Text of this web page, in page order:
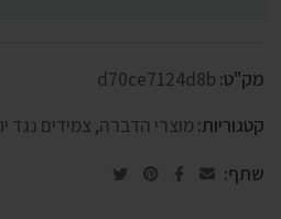
מק"ט: d70ce7124d8b
קטגוריות: מוצרי הדברה, צמידים נגד
שתף: